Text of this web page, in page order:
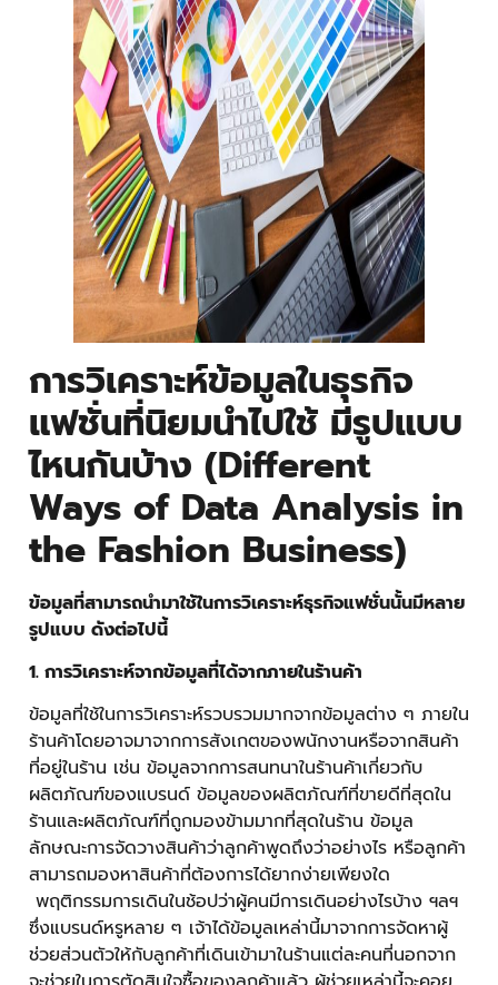
การวิเคราะห์ข้อมูลในธุรกิจ
แฟชั่นที่นิยมนำไปใช้ มีรูปแบบ
ไหนกันบ้าง (Different
Ways of Data Analysis in
the Fashion Business)
ข้อมูลที่สามารถนำมาใช้ในการวิเคราะห์ธุรกิจแฟชั่นนั้นมีหลาย
รูปแบบ ดังต่อไปนี้
1. การวิเคราะห์จากข้อมูลที่ได้จากภายในร้านค้า
ข้อมูลที่ใช้ในการวิเคราะห์รวบรวมมากจากข้อมูลต่าง ๆ ภายใน
ร้านค้าโดยอาจมาจากการสังเกตของพนักงานหรือจากสินค้า
ที่อยู่ในร้าน เช่น ข้อมูลจากการสนทนาในร้านค้าเกี่ยวกับ
ผลิตภัณฑ์ของแบรนด์ ข้อมูลของผลิตภัณฑ์ที่ขายดีที่สุดใน
ร้านและผลิตภัณฑ์ที่ถูกมองข้ามมากที่สุดในร้าน ข้อมูล
ลักษณะการจัดวางสินค้าว่าลูกค้าพูดถึงว่าอย่างไร หรือลูกค้า
สามารถมองหาสินค้าที่ต้องการได้ยากง่ายเพียงใด
พฤติกรรมการเดินในช้อปว่าผู้คนมีการเดินอย่างไรบ้าง ฯลฯ
ซึ่งแบรนด์หรูหลาย ๆ เจ้าได้ข้อมูลเหล่านี้มาจากการจัดหาผู้
ช่วยส่วนตัวให้กับลูกค้าที่เดินเข้ามาในร้านแต่ละคนที่นอกจาก